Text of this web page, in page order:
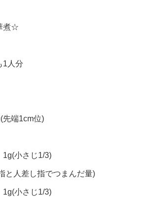
煮☆
1人分
端1cm位)
小さじ1/3)
と人差し指でつまんだ量)
小さじ1/3)